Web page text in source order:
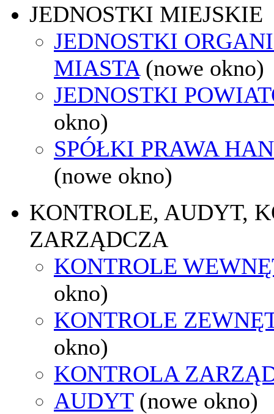
JEDNOSTKI MIEJSKIE
JEDNOSTKI
MIASTA (nowe okno)
JEDNOSTKI
okno)
SPÓŁKI PRAWA
(nowe okno)
KONTROLE, AUDYT,
ZARZĄDCZA
KONTROLE
okno)
KONTROLE
okno)
KONTROLA
AUDYT (nowe okno)